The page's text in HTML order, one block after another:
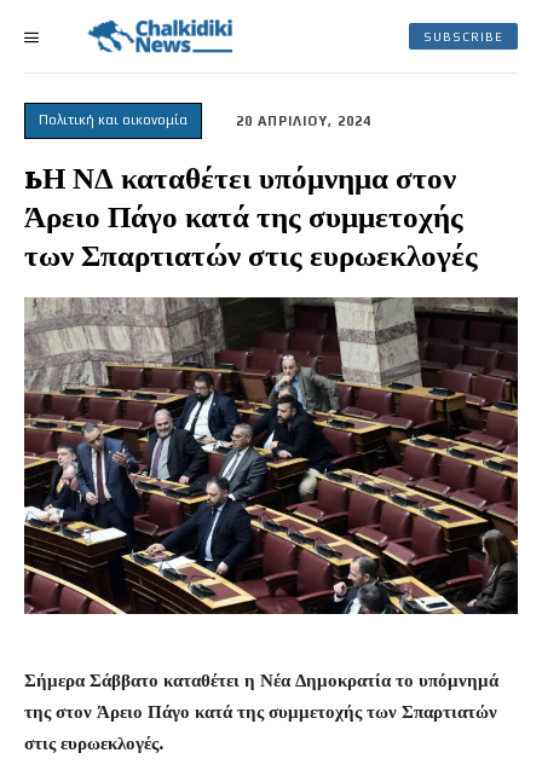
SUBSCRIBE
Πολιτική και οικονομία 20 ΑΠΡΙΛΙΟΥ, 2024
ьΗ ΝΔ καταθέτει υπόμνημα στον
Άρειο Πάγο κατά της συμμετοχής
των Σπαρτιατών στις ευρωεκλογές
Σήμερα Σάββατο καταθέτει η Νέα Δημοκρατία το υπόμνημά
της στον Άρειο Πάγο κατά της συμμετοχής των Σπαρτιατών
στις ευρωεκλογές.